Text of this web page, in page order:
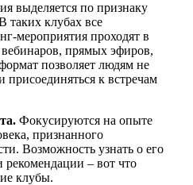
выделяется по признаку
таких клубах все
мероприятия проходят в
прямых эфиров,
позволяет людям не
присоединяться к встречам
Фокусируются на опыте
признанного
Возможность узнать о его
– вот что
клубы.